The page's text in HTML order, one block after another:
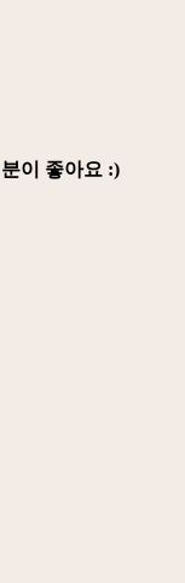
이 좋아요 :)